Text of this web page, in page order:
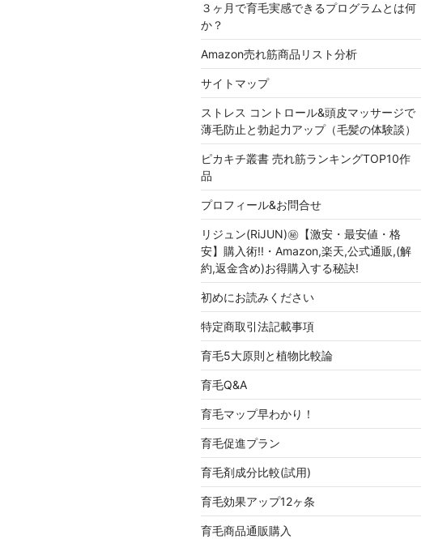
３ヶ月で育毛実感できるプログラムとは何
か？
Amazon売れ筋商品リスト分析
サイトマップ
ストレス コントロール&頭皮マッサージで
薄毛防止と勃起力アップ（毛髪の体験談）
ピカキチ叢書 売れ筋ランキングTOP10作
品
プロフィール&お問合せ
リジュン(RiJUN)㊙【激安・最安値・格
安】購入術!!・Amazon,楽天,公式通販,(解
約,返金含め)お得購入する秘訣!
初めにお読みください
特定商取引法記載事項
育毛5大原則と植物比較論
育毛Q&A
育毛マップ早わかり！
育毛促進プラン
育毛剤成分比較(試用)
育毛効果アップ12ヶ条
育毛商品通販購入